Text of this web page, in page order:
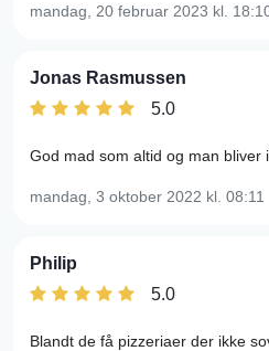
mandag, 20 februar 2023 kl.
Jonas Rasmussen
5.0
God mad som altid og man
mandag, 3 oktober 2022 kl. 08:11
Philip
5.0
Blandt de få pizzeriaer der ikke